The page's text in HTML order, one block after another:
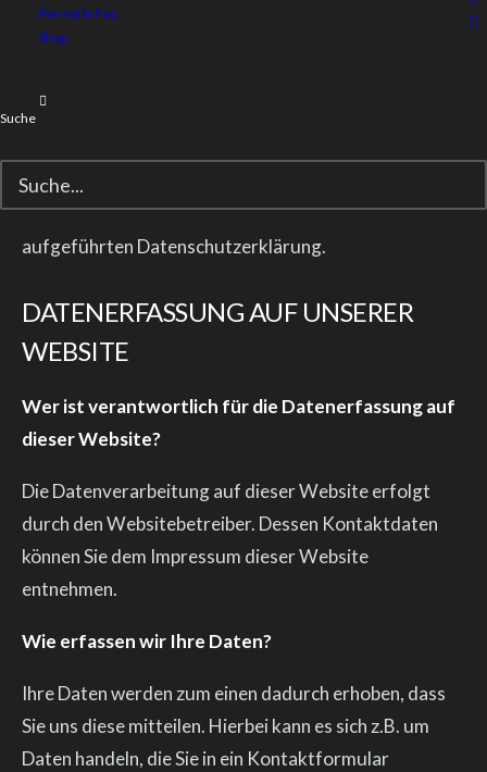
Pierrot le Fou
Shop
Suche
Die folgenden Hinweise geben einen einfachen
Überblick darüber, was mit Ihren personenbezogenen
Personenbezogene Daten sind alle Daten, mit denen
Ausführliche Informationen zum Thema Datenschutz
entnehmen Sie unserer unter diesem Text
aufgeführten Datenschutzerklärung.
DATENERFASSUNG AUF UNSERER
WEBSITE
Wer ist verantwortlich für die Datenerfassung auf
dieser Website?
Die Datenverarbeitung auf dieser Website erfolgt
durch den Websitebetreiber. Dessen Kontaktdaten
können Sie dem Impressum dieser Website
entnehmen.
Wie erfassen wir Ihre Daten?
Ihre Daten werden zum einen dadurch erhoben, dass
Sie uns diese mitteilen. Hierbei kann es sich z.B. um
Daten handeln, die Sie in ein Kontaktformular